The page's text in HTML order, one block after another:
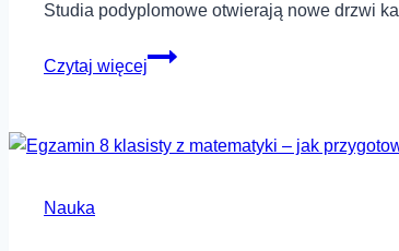
Studia podyplomowe otwierają nowe drzwi
Czytaj więcej
Dlaczego
się
Nauka